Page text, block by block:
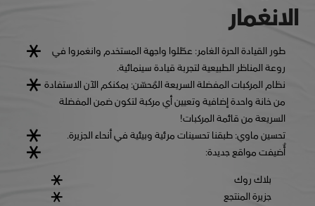
الانغمار
طور القيادة الحرة الغامر: عطّلوا واجهة المستخدم وانغمروا في
روعة المناظر الطبيعية لتجربة قيادة سينمائية.
نظام المركبات المفضلة السريعة المُحسّن: يمكنكم الآن الاستفادة
من خانة واحدة إضافية وتعيين أي مركبة لتكون ضمن المفضلة
السريعة من قائمة المركبات!
تحسين ماوي: طبقنا تحسينات مرئية وبيئية في أنحاء الجزيرة.
أُضيفت مواقع جديدة:
بلاك روك
جزيرة المنتجع